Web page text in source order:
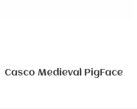
Casco Medieval PigFace